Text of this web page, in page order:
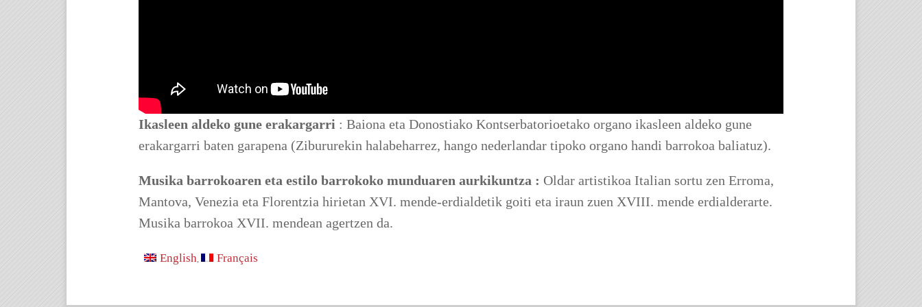
Ikasleen aldeko gune erakargarri : Baiona eta Donostiako Kontserbatorioetako organo ikasleen aldeko gune
erakargarri baten garapena (Zibururekin halabeharrez, hango nederlandar tipoko organo handi barrokoa baliatuz).
Musika barrokoaren eta estilo barrokoko munduaren aurkikuntza : Oldar artistikoa Italian sortu zen Erroma,
Mantova, Venezia eta Florentzia hirietan XVI. mende-erdialdetik goiti eta iraun zuen XVIII. mende erdialderarte.
Musika barrokoa XVII. mendean agertzen da.
English Français